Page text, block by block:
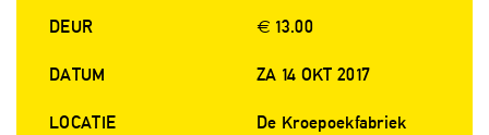
DEUR € 13.00
DATUM ZA 14 OKT 2017
LOCATIE De Kroepoekfabriek